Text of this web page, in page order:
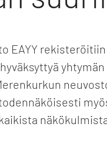
EAYY